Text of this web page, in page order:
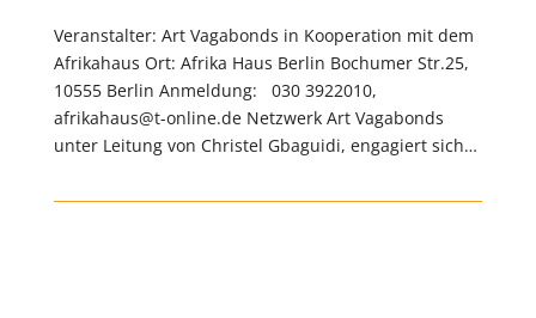
Veranstalter: Art Vagabonds in Kooperation mit dem
Afrikahaus Ort: Afrika Haus Berlin Bochumer Str.25,
10555 Berlin Anmeldung: 030 3922010,
afrikahaus@t-online.de Netzwerk Art Vagabonds
unter Leitung von Christel Gbaguidi, engagiert sich…